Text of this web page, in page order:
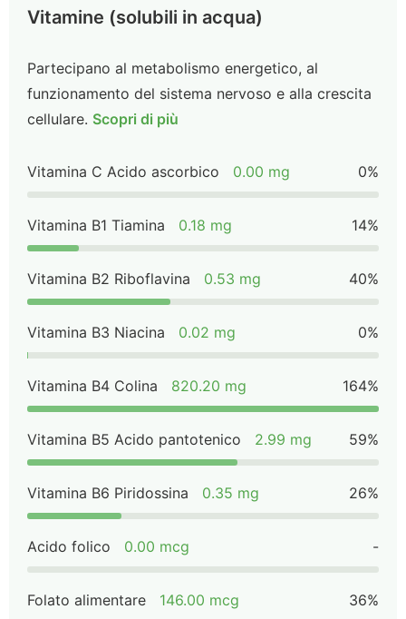
Vitamine (solubili in acqua)
Partecipano al metabolismo energetico, al
funzionamento del sistema nervoso e alla crescita
cellulare. Scopri di più
Vitamina C Acido ascorbico 0.00 mg 0%
Vitamina B1 Tiamina 0.18 mg 14%
Vitamina B2 Riboflavina 0.53 mg 40%
Vitamina B3 Niacina 0.02 mg 0%
Vitamina B4 Colina 820.20 mg 164%
Vitamina B5 Acido pantotenico 2.99 mg 59%
Vitamina B6 Piridossina 0.35 mg 26%
Acido folico 0.00 mcg -
Folato alimentare 146.00 mcg 36%